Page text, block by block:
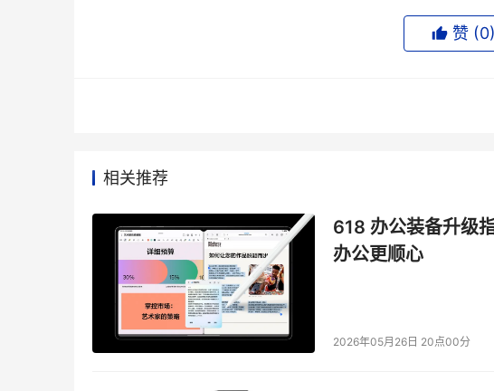
如企业现在准备要上ERP项目，但是，领导一直迟疑不决，下
实地考察。让他亲感受一下，ERP 在企业中是如何运作的，是
不过，有一点要注意，在带老总去实地考察前，CIO自己暗地
不是很好(有可能是企业原因或者软件公司的原因)，那就不要
搬起石头，砸自己的脚。
种类二：完美主义型的领导
赞 (0)
相关推荐
618 办公装备升级
办公更顺心
2026年05月26日 20点00分